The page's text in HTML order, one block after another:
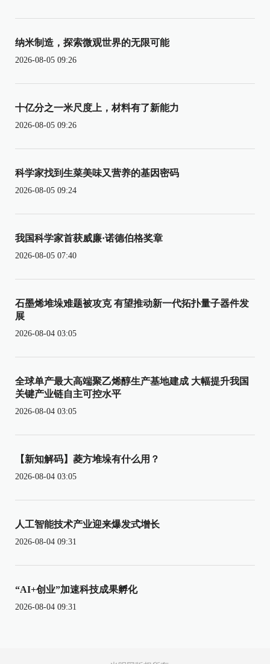
纳米制造，探索微观世界的无限可能
2026-08-05 09:26
十亿分之一米尺度上，材料有了新能力
2026-08-05 09:26
科学家找到生菜美味又营养的基因密码
2026-08-05 09:24
我国科学家首获威廉·诺德伯格奖章
2026-08-05 07:40
石墨烯堆垛难题被攻克 有望推动新一代拓扑量子器件发
展
2026-08-04 03:05
全球单产最大高端聚乙烯醇生产基地建成 大幅提升我国
关键产业链自主可控水平
2026-08-04 03:05
【新知解码】菱方堆垛有什么用？
2026-08-04 03:05
人工智能技术产业迎来爆发式增长
2026-08-04 09:31
“AI+创业”加速科技成果孵化
2026-08-04 09:31